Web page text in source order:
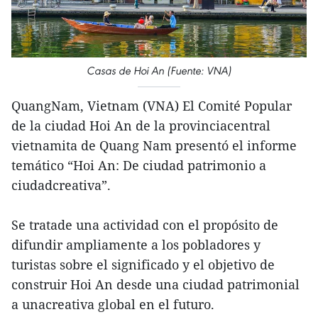
Casas de Hoi An (Fuente: VNA)
QuangNam, Vietnam (VNA) El Comité Popular
de la ciudad Hoi An de la provinciacentral
vietnamita de Quang Nam presentó el informe
temático “Hoi An: De ciudad patrimonio a
ciudadcreativa”.
Se tratade una actividad con el propósito de
difundir ampliamente a los pobladores y
turistas sobre el significado y el objetivo de
construir Hoi An desde una ciudad patrimonial
a unacreativa global en el futuro.